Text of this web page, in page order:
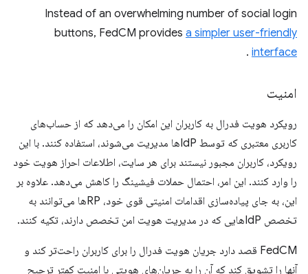
Instead of an overwhelming number of social login
buttons, FedCM provides a simpler user-friendly
interface
.
امنیت
رویکرد هویت فدرال به کاربران این امکان را می‌دهد که از حساب‌های
کاربری معتبری که توسط IdPها مدیریت می‌شوند، استفاده کنند. با این
رویکرد، کاربران مجبور نیستند برای هر سایت، اطلاعات احراز هویت خود
را وارد کنند. این امر، احتمال حملات فیشینگ را کاهش می‌دهد. علاوه بر
این، به جای پیاده‌سازی اقدامات امنیتی قوی خود، RPها می‌توانند به
تخصص IdPهایی که در مدیریت هویت امن تخصص دارند، تکیه کنند.
FedCM قصد دارد جریان هویت فدرال را برای کاربران راحت‌تر کند و
آنها را تشویق کند که آن را به جریان‌های هویتی با امنیت کمتر ترجیح